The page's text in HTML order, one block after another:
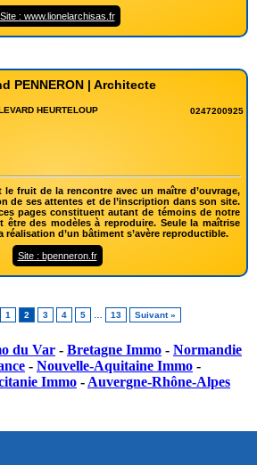
Site : www.lionelarchisas.fr
PENNERON | Architecte
HEURTELOUP
0247200925
fruit de la rencontre avec un maître d’ouvrage,
de ses attentes et de l’inscription dans son site.
pages constituent autant de témoins de notre
être des modèles à reproduire. Seule la maîtrise
réalisation d’un bâtiment s’avère reproductible.
Site : bpenneron.fr
1 2 3 4 5 13 Suivant »
du Var - Bretagne Immo - Normandie
- Nouvelle-Aquitaine Immo -
Immo - Auvergne-Rhône-Alpes